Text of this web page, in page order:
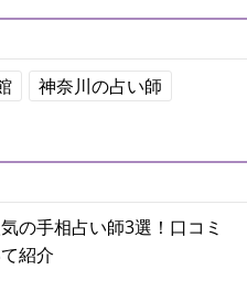
神奈川の占い師
の手相占い師3選！口コミ
紹介